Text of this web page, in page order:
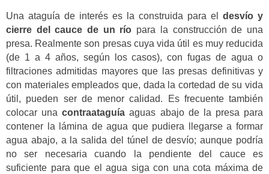
Una ataguía de interés es la construida para el desvío y
cierre del cauce de un río para la construcción de una
presa. Realmente son presas cuya vida útil es muy reducida
(de 1 a 4 años, según los casos), con fugas de agua o
filtraciones admitidas mayores que las presas definitivas y
con materiales empleados que, dada la cortedad de su vida
útil, pueden ser de menor calidad. Es frecuente también
colocar unacontraataguía aguas abajo de la presa para
contener la lámina de agua que pudiera llegarse a formar
agua abajo, a la salida del túnel de desvío; aunque podría
no ser necesaria cuando la pendiente del cauce es
suficiente para que el agua siga con una cota máxima de